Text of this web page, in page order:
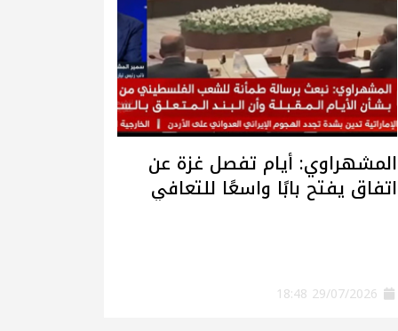
المشهراوي: أيام تفصل غزة عن
اتفاق يفتح بابًا واسعًا للتعافي